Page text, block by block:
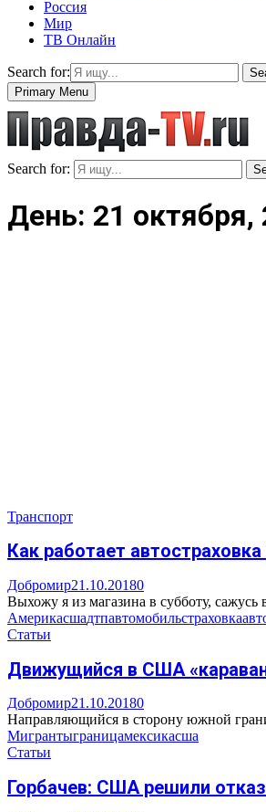
Россия
Мир
ТВ Онлайн
Search for:
Primary Menu
Search for:
День: 21 октября,
Транспорт
Как работает
Добромир21.10.20180
Выхожу я из магазина в субботу,
Америкасшадтпавтомобильстраховка
Статьи
Движущийся в США
Добромир21.10.20180
Направляющийся в сторону южной
Мигрантыграницамексикасша
Статьи
Горбачев: США решили